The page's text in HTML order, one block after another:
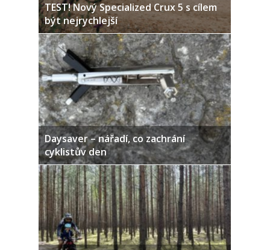
TEST! Nový Specialized Crux 5 s cílem
být nejrychlejší
Daysaver – nářadí, co zachrání
cyklistův den